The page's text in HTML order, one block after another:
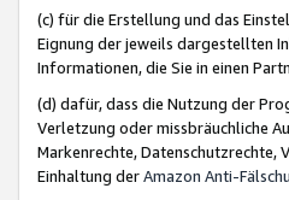
(c) für die Erstellung und das
Eignung der jeweils dargestellten
Informationen, die Sie in einen
(d) dafür, dass die Nutzung der
Verletzung oder missbräuchliche
Markenrechte,
Einhaltung derAmazon Anti-